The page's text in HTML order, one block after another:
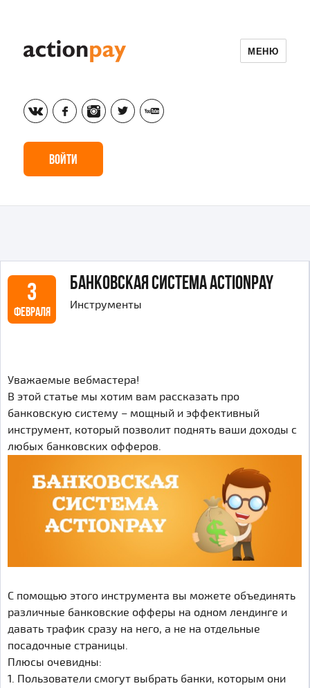
МЕНЮ
vk fb inst tw yt
Войти
3
ФЕВРАЛЯ
Банковская система ActionPay
Инструменты
Уважаемые вебмастера!
В этой статье мы хотим вам рассказать про
банковскую систему – мощный и эффективный
инструмент, который позволит поднять ваши доходы с
любых банковских офферов.
С помощью этого инструмента вы можете объединять
различные банковские офферы на одном лендинге и
давать трафик сразу на него, а не на отдельные
посадочные страницы.
Плюсы очевидны:
1. Пользователи смогут выбрать банки, которым они